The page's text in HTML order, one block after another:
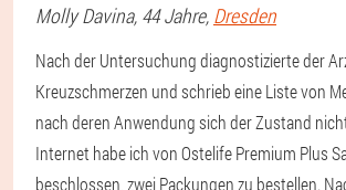
Molly Davina, 44 Jahre, Dresden
Nach der Untersuchung diagnostizierte der
Kreuzschmerzen und schrieb eine Liste von
nach deren Anwendung sich der Zustand
Internet habe ich von Ostelife Premium Plus
beschlossen, zwei Packungen zu bestellen.